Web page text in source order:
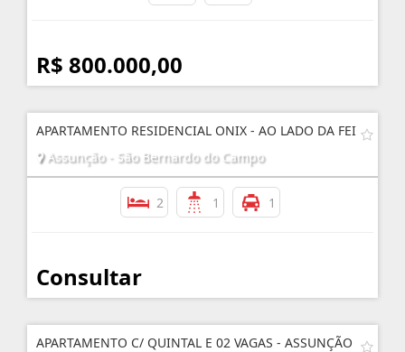
R$ 800.000,00
APARTAMENTO RESIDENCIAL ONIX - AO LADO DA FEI
Assunção - São Bernardo do Campo
2 1 1
Consultar
APARTAMENTO C/ QUINTAL E 02 VAGAS - ASSUNÇÃO